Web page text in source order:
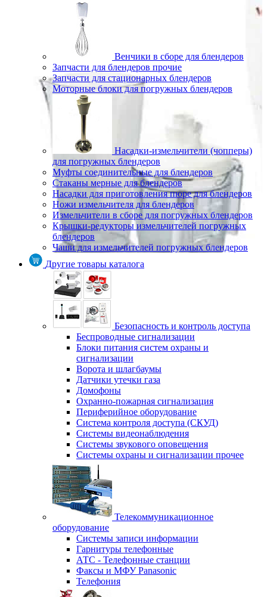
Венчики в сборе для блендеров
Запчасти для блендеров прочие
Запчасти для стационарных блендеров
Моторные блоки для погружных блендеров
Насадки-измельчители (чопперы)
для погружных блендеров
Муфты соединительные для блендеров
Стаканы мерные для блендеров
Насадки для приготовления пюре для блендеров
Ножи измельчителя для блендеров
Измельчители в сборе для погружных блендеров
Крышки-редукторы измельчителей погружных
блендеров
Чаши для измельчителей погружных блендеров
Другие товары каталога
Безопасность и контроль доступа
Беспроводные сигнализации
Блоки питания систем охраны и
сигнализации
Ворота и шлагбаумы
Датчики утечки газа
Домофоны
Охранно-пожарная сигнализация
Периферийное оборудование
Система контроля доступа (СКУД)
Системы видеонаблюдения
Системы звукового оповещения
Системы охраны и сигнализации прочее
Телекоммуникационное
оборудование
Системы записи информации
Гарнитуры телефонные
АТС - Телефонные станции
Факсы и МФУ Panasonic
Телефония